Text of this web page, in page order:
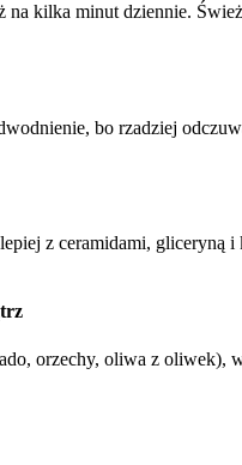
na kilka minut dziennie.
bo rzadziej
z ceramidami, gliceryną
orzechy, oliwa z